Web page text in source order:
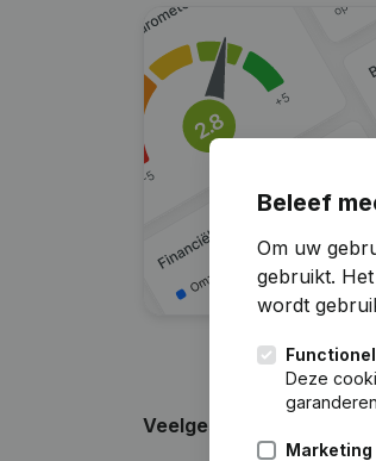
Veelgestelde vragen
Beleef
Om uw
gebruikt.
wordt
Deze
Marketing